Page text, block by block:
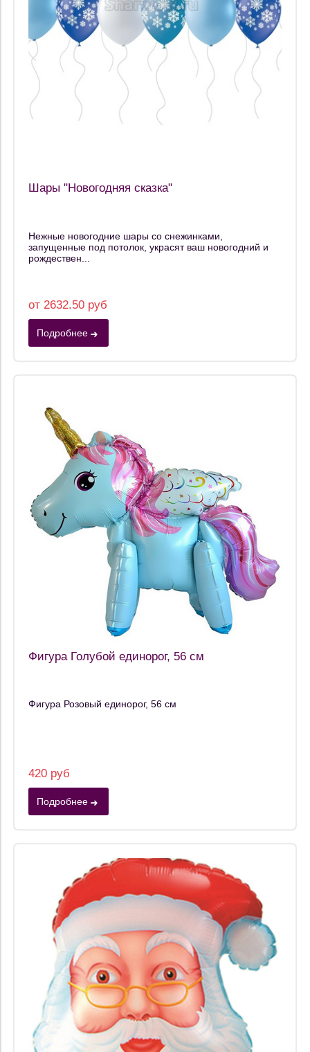
Шары "Новогодняя сказка"
Нежные новогодние шары со снежинками,
запущенные под потолок, украсят ваш новогодний и
рождествен...
от 2632.50 руб
Подробнее
Фигура Голубой единорог, 56 см
Фигура Розовый единорог, 56 см
420 руб
Подробнее